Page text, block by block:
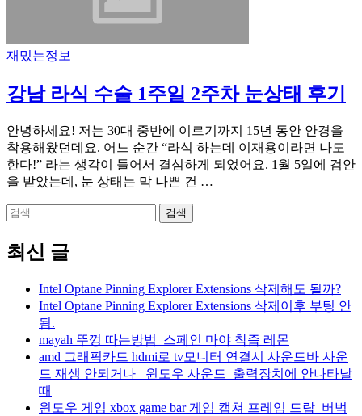
재밌는정보
강남 라식 수술 1주일 2주차 눈상태 후기
안녕하세요! 저는 30대 중반에 이르기까지 15년 동안 안경을
착용해왔던데요. 어느 순간 “라식 하는데 이재용이라면 나도
한다!” 라는 생각이 들어서 결심하게 되었어요. 1월 5일에 검안
을 받았는데, 눈 상태는 막 나쁜 건 …
검
최신 글
Intel Optane Pinning Explorer Extensions 삭제해도 될까?
Intel Optane Pinning Explorer Extensions 삭제이후 부팅 안
됨.
mayah 뚜껑 따는방법_스페인 마야 착즙 레몬
amd 그래픽카드 hdmi로 tv모니터 연결시 사운드바 사운
드 재생 안되거나_ 윈도우 사운드_출력장치에 안나타날
때
윈도우 게임 xbox game bar 게임 캡쳐 프레임 드랍_버벅